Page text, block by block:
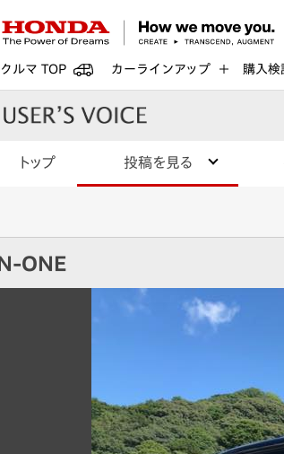
クルマ TOP カーラインアップ 購入検
トップ 投稿を見る
N-ONE